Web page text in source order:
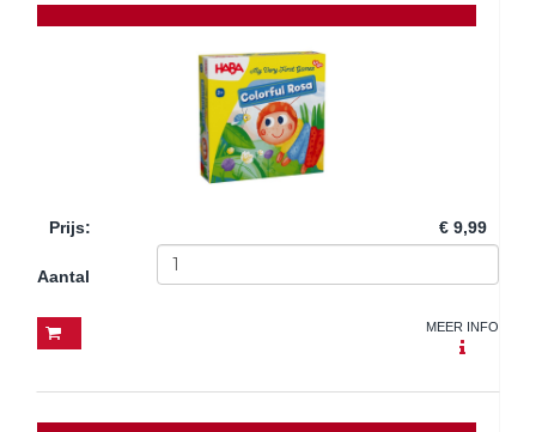
Prijs: € 9,99
Aantal
MEER INFO